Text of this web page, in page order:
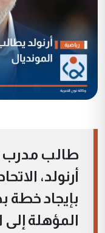
طالب مدرب
أرنولد،
بإيجاد خطة
المؤهلة